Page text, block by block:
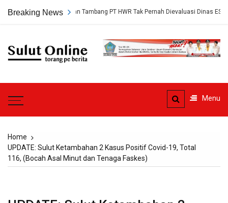
Breaking News
Persetujuan Tambang PT HWR Tak Pernah Dievaluasi Dinas ESDM
Sulut
Menu
Home
UPDATE: Sulut Ketambahan 2 Kasus Positif Covid-19, Total
116, (Bocah Asal Minut dan Tenaga Faskes)